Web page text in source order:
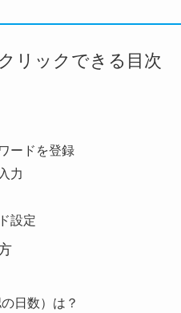
クリックできる目次
ードを登録
力
設定
日数）は？